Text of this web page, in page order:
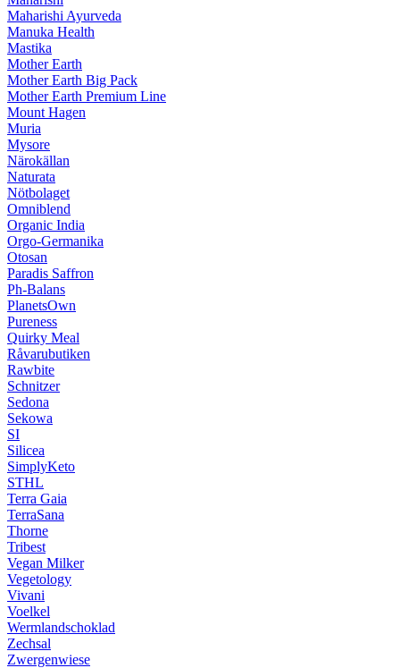
Maharishi Ayurveda
Manuka Health
Mastika
Mother Earth
Mother Earth Big Pack
Mother Earth Premium Line
Mount Hagen
Muria
Mysore
Närokällan
Naturata
Nötbolaget
Omniblend
Organic India
Orgo-Germanika
Otosan
Paradis Saffron
Ph-Balans
PlanetsOwn
Pureness
Quirky Meal
Råvarubutiken
Rawbite
Schnitzer
Sedona
Sekowa
SI
Silicea
SimplyKeto
STHL
Terra Gaia
TerraSana
Thorne
Tribest
Vegan Milker
Vegetology
Vivani
Voelkel
Wermlandschoklad
Zechsal
Zwergenwiese